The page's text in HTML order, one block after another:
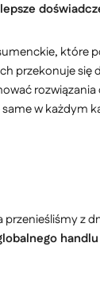
które
przekonuje się
w każdym
z